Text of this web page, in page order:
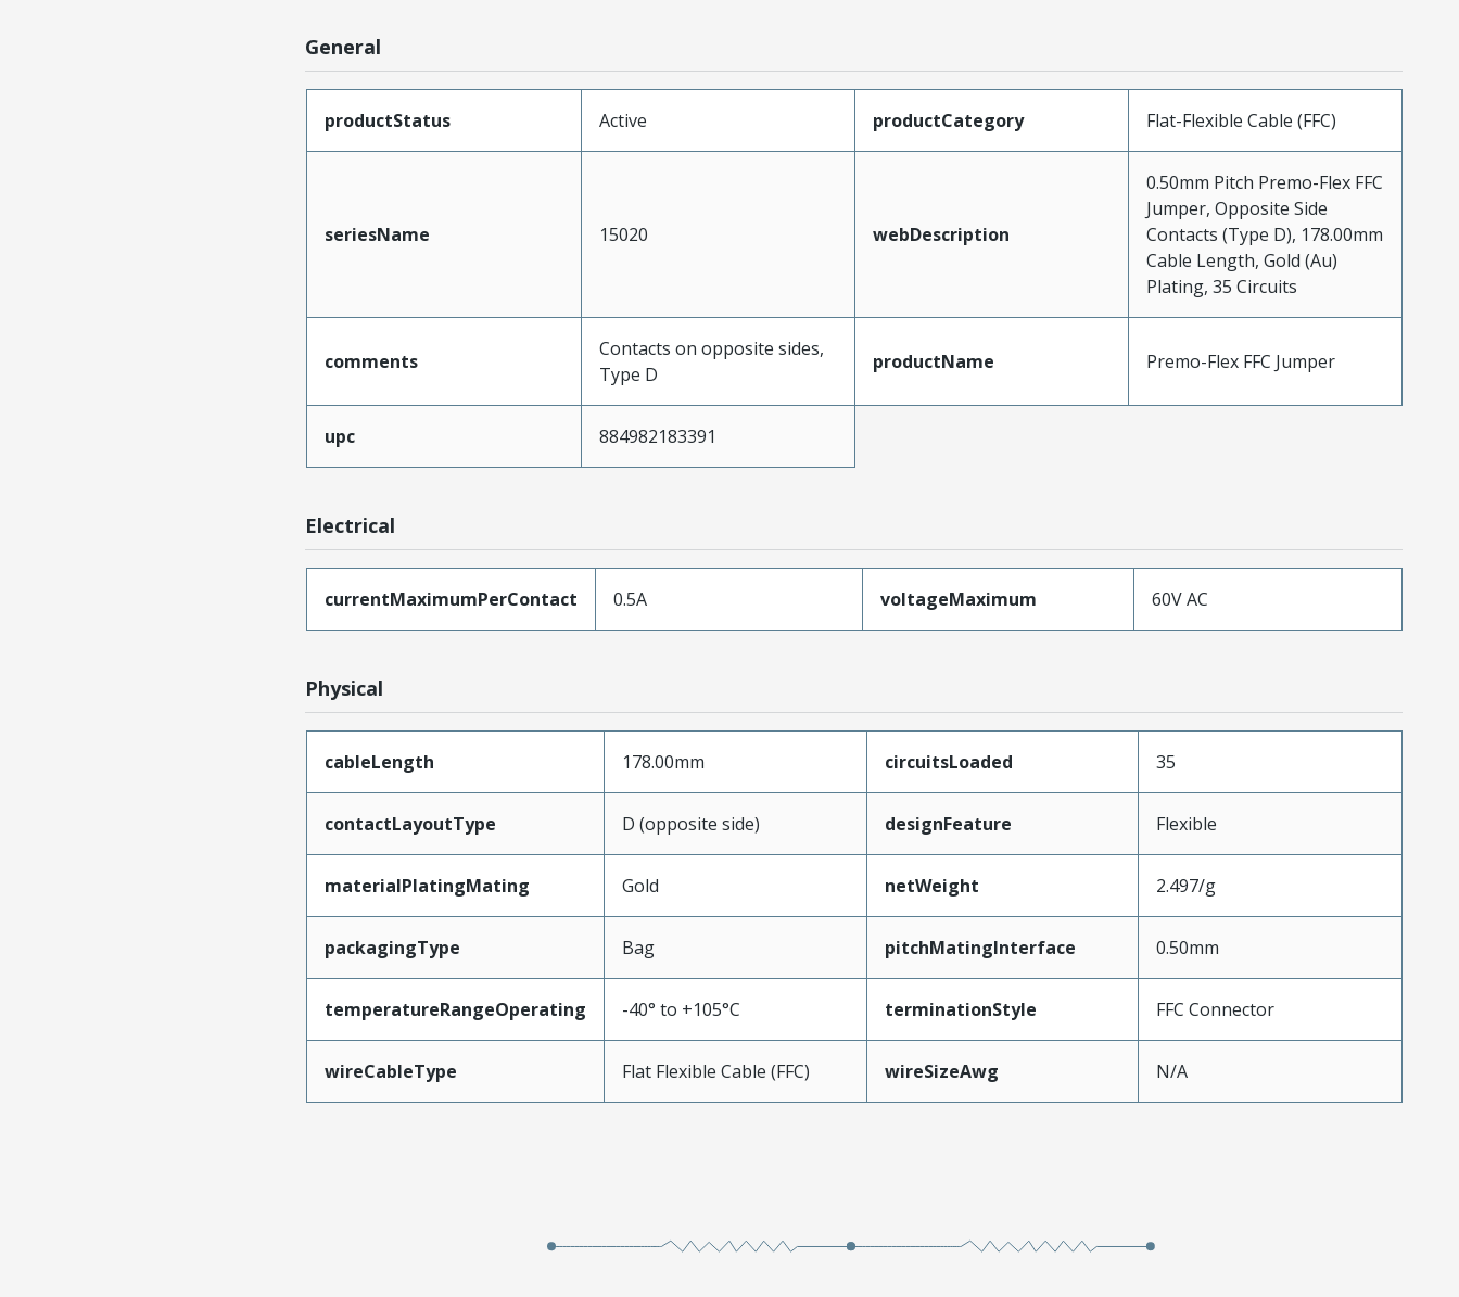
General
productStatus Active productCategory Flat-Flexible Cable (FFC)
seriesName 15020 webDescription
0.50mm Pitch Premo-Flex FFC
Jumper, Opposite Side
Contacts (Type D), 178.00mm
Cable Length, Gold (Au)
Plating, 35 Circuits
comments
Contacts on opposite sides,
Type D
productName Premo-Flex FFC Jumper
upc 884982183391
Electrical
currentMaximumPerContact 0.5A voltageMaximum 60V AC
Physical
cableLength 178.00mm circuitsLoaded 35
contactLayoutType D (opposite side) designFeature Flexible
materialPlatingMating Gold netWeight 2.497/g
packagingType Bag pitchMatingInterface 0.50mm
temperatureRangeOperating -40° to +105°C terminationStyle FFC Connector
wireCableType Flat Flexible Cable (FFC) wireSizeAwg N/A